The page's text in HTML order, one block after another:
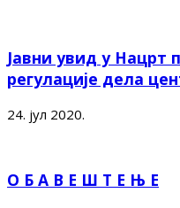
Јавни увид у Нацрт
регулације дела
24. јул 2020.
О Б А В Е Ш Т Е Њ Е